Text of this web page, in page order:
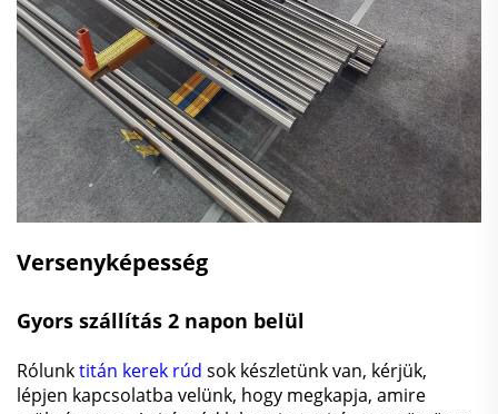
Versenyképesség
Gyors szállítás 2 napon belül
Rólunktitán kerek rúd sok készletünk van, kérjük,
lépjen kapcsolatba velünk, hogy megkapja, amire